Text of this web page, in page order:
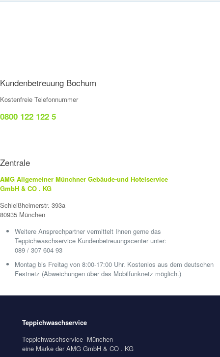
Kundenbetreuung Bochum
Kostenfreie Telefonnummer
0800 122 122 5
Zentrale
AMG Allgemeiner Münchner Gebäude-und Hotelservice
GmbH & CO . KG
Schleißheimerstr. 393a
80935 München
Weitere Ansprechpartner vermittelt Ihnen gerne das
Teppichwaschservice Kundenbetreuungscenter unter:
089 / 307 604 93
Montag bis Freitag von 8:00-17:00 Uhr. Kostenlos aus dem deutschen
Festnetz (Abweichungen über das Mobilfunknetz möglich.)
Teppichwaschservice
Teppichwaschservice -München
eine Marke der AMG GmbH & CO . KG